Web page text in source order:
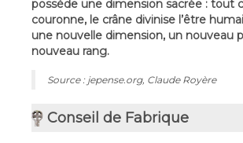
possède une dimension sacrée : tout
couronne, le crâne divinise l’être
une nouvelle dimension, un nouveau
nouveau rang.
Source : jepense.org, Claude Royère
Conseil de Fabrique